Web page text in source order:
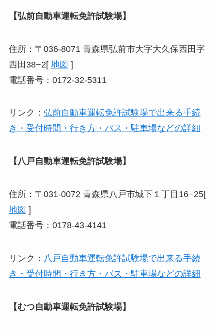
【弘前自動車運転免許試験場】
住所：〒036-8071 青森県弘前市大字大久保西田字
西田38−2[ 地図 ]
電話番号：0172-32-5311
リンク： 弘前自動車運転免許試験場で出来る手続
き・受付時間・行き方・バス・駐車場などの詳細
【八戸自動車運転免許試験場】
住所：〒031-0072 青森県八戸市城下１丁目16−25[
地図 ]
電話番号：0178-43-4141
リンク： 八戸自動車運転免許試験場で出来る手続
き・受付時間・行き方・バス・駐車場などの詳細
【むつ自動車運転免許試験場】